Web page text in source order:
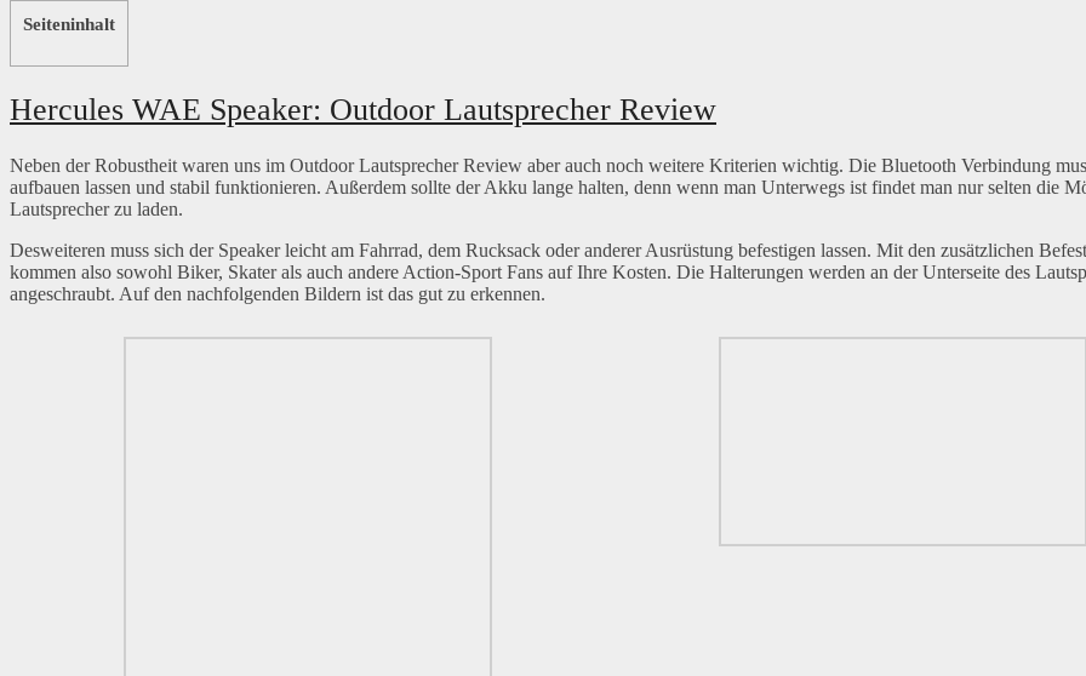
Seiteninhalt
Hercules WAE Speaker: Outdoor Lautsprecher Review
Neben der Robustheit waren uns im Outdoor Lautsprecher Review aber auch noch weitere Kriterien wichtig. Die Bluetooth Verbindung
aufbauen lassen und stabil funktionieren. Außerdem sollte der Akku lange halten, denn wenn man Unterwegs ist findet man nur selten die
Lautsprecher zu laden.
Desweiteren muss sich der Speaker leicht am Fahrrad, dem Rucksack oder anderer Ausrüstung befestigen lassen. Mit den zusätzlichen
kommen also sowohl Biker, Skater als auch andere Action-Sport Fans auf Ihre Kosten. Die Halterungen werden an der Unterseite des
angeschraubt. Auf den nachfolgenden Bildern ist das gut zu erkennen.